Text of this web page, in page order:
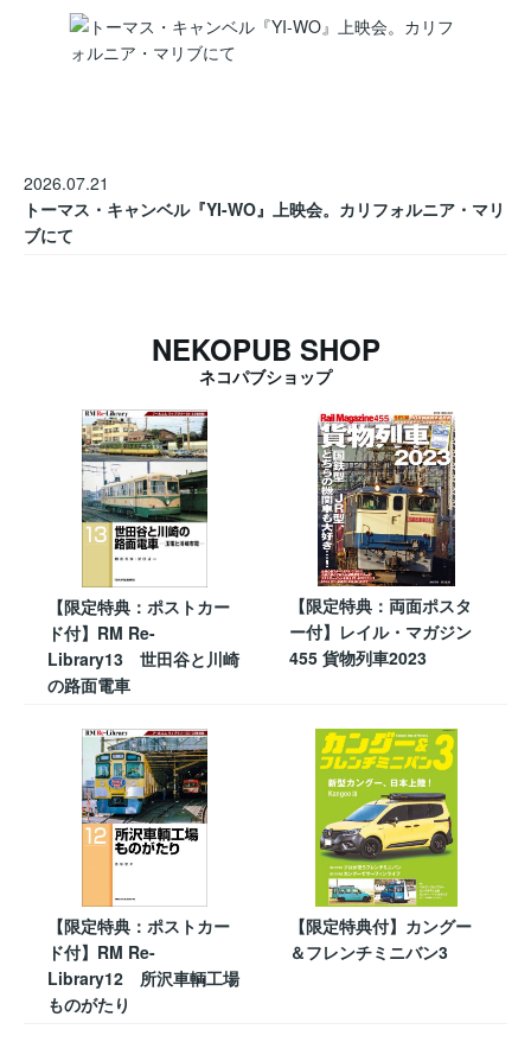
2026.07.21
トーマス・キャンベル『YI-WO』上映会。カリフォルニア・マリ
ブにて
NEKOPUB SHOP
ネコパブショップ
【限定特典：ポストカー
ド付】RM Re-
Library13 世田谷と川崎
の路面電車
【限定特典：両面ポスタ
ー付】レイル・マガジン
455 貨物列車2023
【限定特典：ポストカー
ド付】RM Re-
Library12 所沢車輌工場
ものがたり
【限定特典付】カングー
＆フレンチミニバン3